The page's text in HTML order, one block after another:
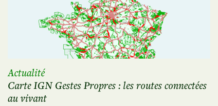
Actualité
Carte IGN Gestes Propres : les routes connectées
au vivant